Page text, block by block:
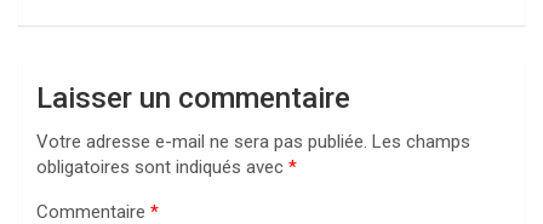
Laisser un commentaire
Votre adresse e-mail ne sera pas publiée. Les champs
obligatoires sont indiqués avec *
Commentaire *